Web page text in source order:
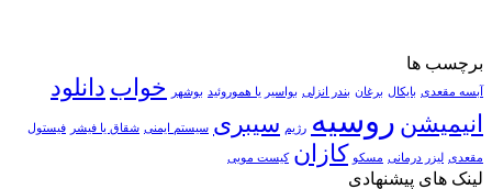
برچسب ها
آبسه مقعدی بایکال برغان بندر انزلی بواسیر یا هموروئید بوشهر خواب دانلود
انیمیشن روسیه رژیم سیبری سیستم ایمنی شقاق یا فیشر فیستول
مقعدی لیزر درمانی مسکو کازان کیست مویی
لینک های پیشنهادی